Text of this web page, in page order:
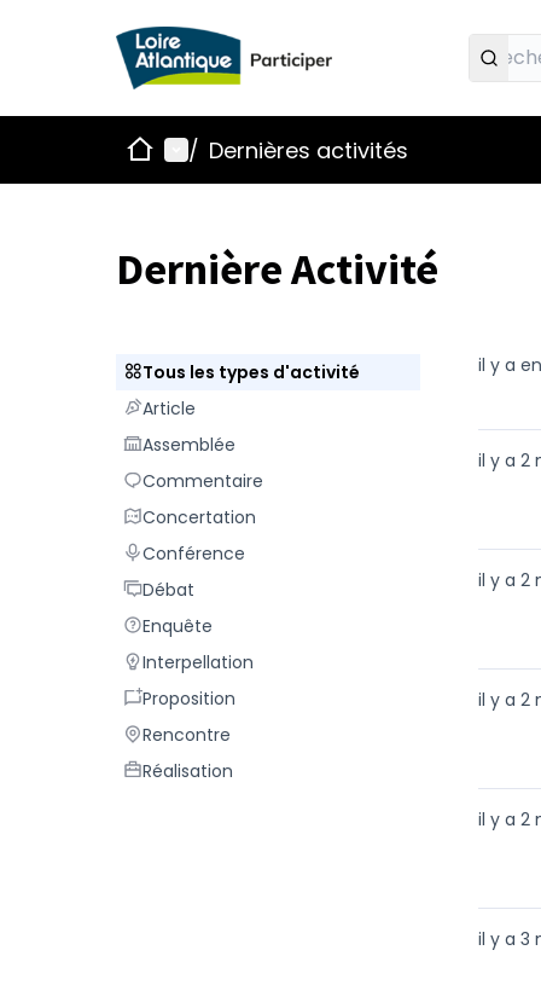
AccueilMenu principal
/ Dernières activités
Dernière Activité
Tous les types d'activité
Tous les types d'activité
ArticleArticle
Assemblée
Assemblée
Commentaire
Commentaire
Concertation
Concertation
Conférence
Conférence
DébatDébat
Enquête
Enquête
Interpellation
Interpellation
Proposition
Proposition
Rencontre
Rencontre
Réalisation
Réalisation
il y a
il y a 2
il y a 2
il y a 2
il y a 2
il y a 3